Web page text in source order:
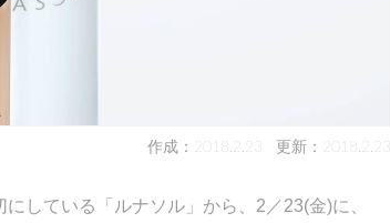
作成：2018.2.23 更新：2018.2.23
している「ルナソル」から、2／23(金)に、